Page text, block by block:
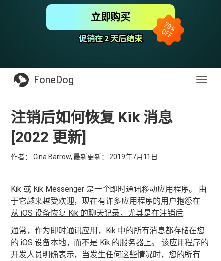
促销在 2 天后结束
促销在 2 天后结束
立即购买
FoneDog
注销后如何恢复 Kik 消息
[2022 更新]
作者： Gina Barrow, 最新更新： 2019年7月11日
Kik 或 Kik Messenger 是一个即时通讯移动应用程序。 由
于它越来越受欢迎，现在有许多应用程序的用户抱怨在
从 iOS 设备恢复 Kik 的聊天记录，尤其是在注销后.
通常，作为即时通讯应用，Kik 中的所有消息都存储在您
的 iOS 设备本地，而不是 Kik 的服务器上。 该应用程序的
开发人员明确表示，当发生任何这些情况时，您的所有